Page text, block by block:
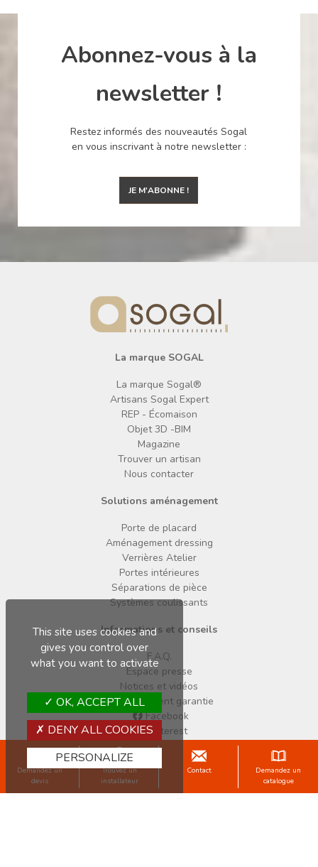
Demandez un
devis
Trouvez un
installateur
Contact
Demandez un
catalogue
Abonnez-vous à la
newsletter !
Restez informés des nouveautés Sogal
en vous inscrivant à notre newsletter :
JE M'ABONNE !
La marque SOGAL
La marque Sogal®
Artisans Sogal Expert
REP - Écomaison
Objet 3D -BIM
Magazine
Trouver un artisan
Nous contacter
Solutions aménagement
Porte de placard
Aménagement dressing
Verrières Atelier
Portes intérieures
Séparations de pièce
Systèmes coulissants
Informations et conseils
F.A.Q.
Espace presse
Notices et vidéos
Enregistrement garantie
Facebook
Pinterest
Instagram
Copyright © 2026 Sogal
Mentions légales
Données personnelles Cookies
CGV
This site uses cookies and
gives you control over
what you want to activate
OK, ACCEPT ALL
DENY ALL COOKIES
PERSONALIZE